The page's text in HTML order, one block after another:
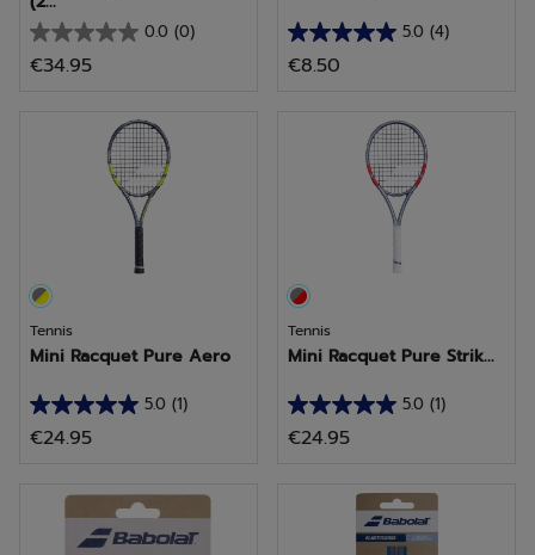
0.0 (0)
0.0
van
€34.95
5.0 (4)
5.0
van
beoordelingen
€8.50
Tennis
Mini Racquet Pure Aero
5.0 (1)
5.0
van
sterren.
€24.95
Tennis
Mini Racquet Pure Strik...
5.0 (1)
5.0
van
sterren.
€24.95